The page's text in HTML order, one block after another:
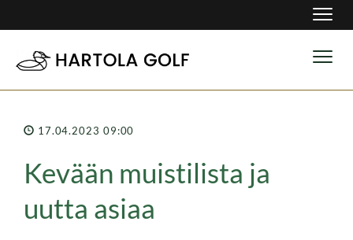
17.04.2023 09:00
Kevään muistilista ja
uutta asiaa